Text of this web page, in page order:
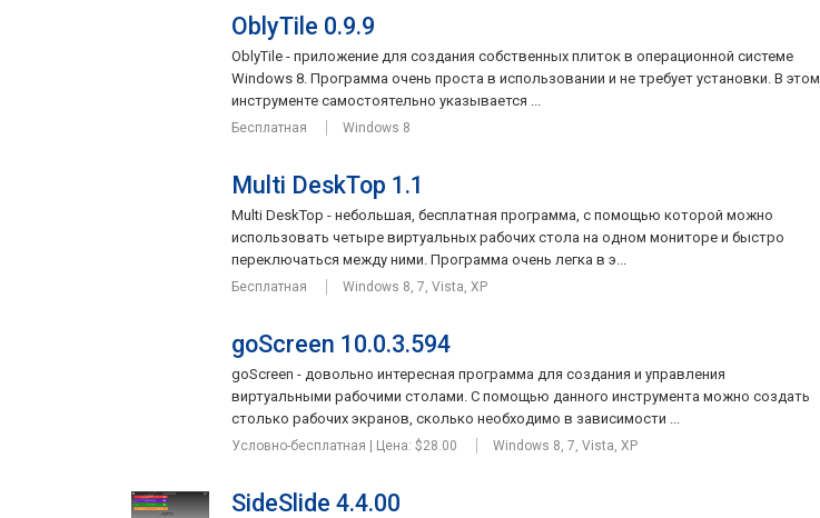
OblyTile 0.9.9
OblyTile - приложение для создания собственных плиток в операционной системе
Windows 8. Программа очень проста в использовании и не требует установки. В этом
инструменте самостоятельно указывается ...
Бесплатная Windows 8
Multi DeskTop 1.1
Multi DeskTop - небольшая, бесплатная программа, с помощью которой можно
использовать четыре виртуальных рабочих стола на одном мониторе и быстро
переключаться между ними. Программа очень легка в э...
Бесплатная Windows 8, 7, Vista, XP
goScreen 10.0.3.594
goScreen - довольно интересная программа для создания и управления
виртуальными рабочими столами. С помощью данного инструмента можно создать
столько рабочих экранов, сколько необходимо в зависимости ...
Условно-бесплатная | Цена: $28.00 Windows 8, 7, Vista, XP
SideSlide 4.4.00